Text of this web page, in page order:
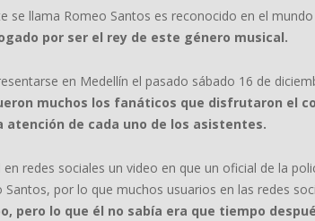
se llama Romeo Santos es reconocido en el
por ser el rey de este género musical.
en Medellín el pasado sábado 16 de
muchos los fanáticos que disfrutaron el
de cada uno de los asistentes.
redes sociales un video en que un oficial de la
por lo que muchos usuarios en las redes
pero lo que él no sabía era que tiempo